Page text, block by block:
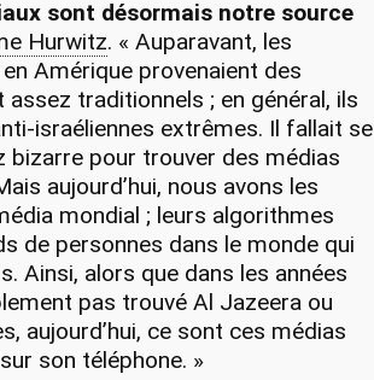
sont désormais notre source
Hurwitz. « Auparavant, les
Amérique provenaient des
traditionnels ; en général, ils
israéliennes extrêmes. Il fallait se
bizarre pour trouver des médias
aujourd’hui, nous avons les
mondial ; leurs algorithmes
de personnes dans le monde qui
Ainsi, alors que dans les années
pas trouvé Al Jazeera ou
aujourd’hui, ce sont ces médias
son téléphone. »